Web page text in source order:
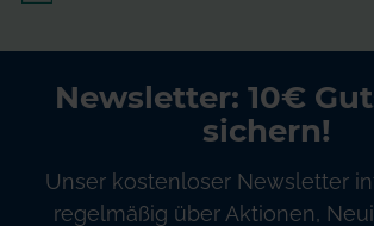
Newsletter: 10€
sichern!
Unser kostenloser Newsletter
regelmäßig über Aktionen,